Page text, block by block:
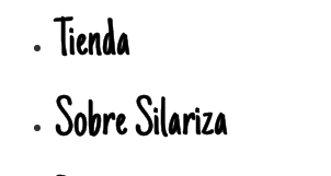
Tienda
Sobre Silariza